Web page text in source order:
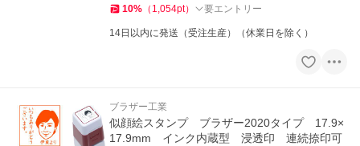
10% （ 1,054pt） 要エントリー
14日以内に発送（受注生産）（休業日を除く）
ブラザー工業
似顔絵スタンプ ブラザー2020タイプ 17.9×
17.9mm インク内蔵型 浸透印 連続捺印可